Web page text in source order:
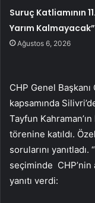
Suruç Katliamının
Yarım
Ağustos 6, 2026
CHP Genel Başkanı
kapsamında
Tayfun
törenine katıldı.
sorularını
seçiminde CHP’nin
yanıtı verdi: